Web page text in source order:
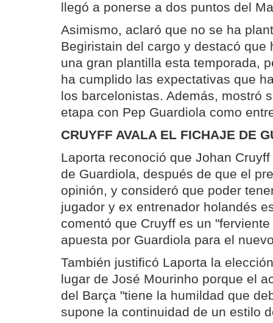
llegó a ponerse a dos puntos del
Asimismo, aclaró que no se ha
Begiristain del cargo y destacó que
una gran plantilla esta temporada,
ha cumplido las expectativas que
los barcelonistas. Además, mostró
etapa con Pep Guardiola como
CRUYFF AVALA EL FICHAJE DE
Laporta reconoció que Johan
de Guardiola, después de que el
opinión, y consideró que poder
jugador y ex entrenador holandés
comentó que Cruyff es un
apuesta por Guardiola para el
También justificó Laporta la
lugar de José Mourinho porque el
del Barça "tiene la humildad que
supone la continuidad de un estilo